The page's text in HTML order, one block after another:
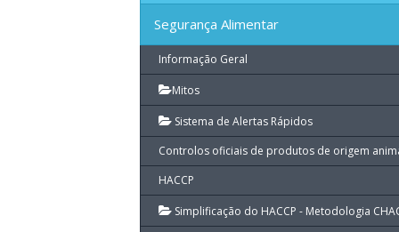
Segurança Alimentar
Informação Geral
Mitos
Sistema de Alertas Rápidos
Controlos oficiais de produtos de origem
HACCP
Simplificação do HACCP - Metodologia